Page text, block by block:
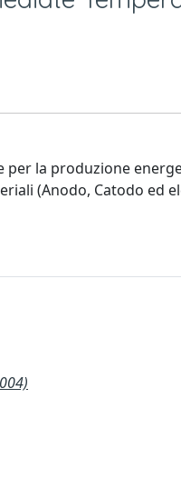
per la produzione
(Anodo, Catodo ed